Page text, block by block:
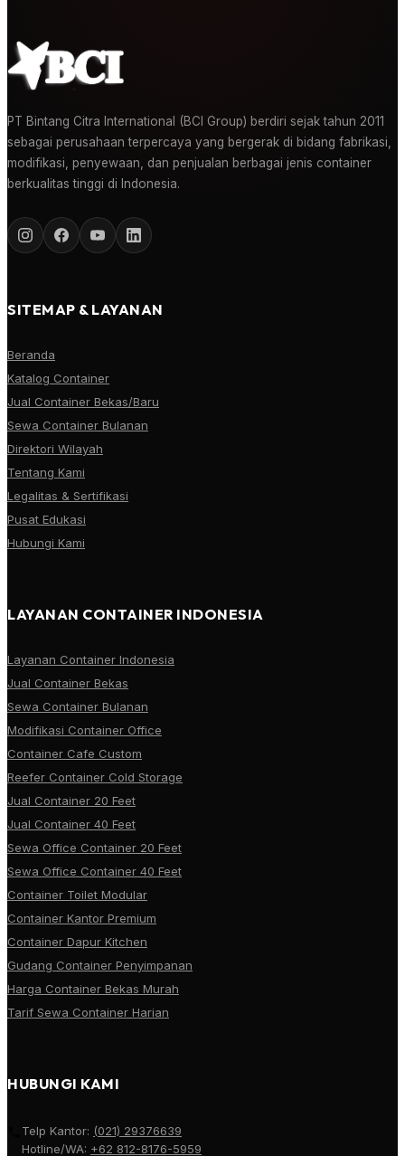
PT Bintang Citra International (BCI Group) berdiri sejak tahun 2011
sebagai perusahaan terpercaya yang bergerak di bidang fabrikasi,
modifikasi, penyewaan, dan penjualan berbagai jenis container
berkualitas tinggi di Indonesia.
SITEMAP & LAYANAN
Beranda
Katalog Container
Jual Container Bekas/Baru
Sewa Container Bulanan
Direktori Wilayah
Tentang Kami
Legalitas & Sertifikasi
Pusat Edukasi
Hubungi Kami
LAYANAN CONTAINER INDONESIA
Layanan Container Indonesia
Jual Container Bekas
Sewa Container Bulanan
Modifikasi Container Office
Container Cafe Custom
Reefer Container Cold Storage
Jual Container 20 Feet
Jual Container 40 Feet
Sewa Office Container 20 Feet
Sewa Office Container 40 Feet
Container Toilet Modular
Container Kantor Premium
Container Dapur Kitchen
Gudang Container Penyimpanan
Harga Container Bekas Murah
Tarif Sewa Container Harian
HUBUNGI KAMI
Telp Kantor: (021) 29376639
Hotline/WA: +62 812-8176-5959